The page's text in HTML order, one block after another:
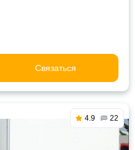
Связаться
4.9 22